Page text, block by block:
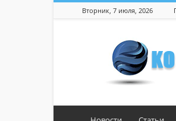
Вторник, 7 июля, 2026